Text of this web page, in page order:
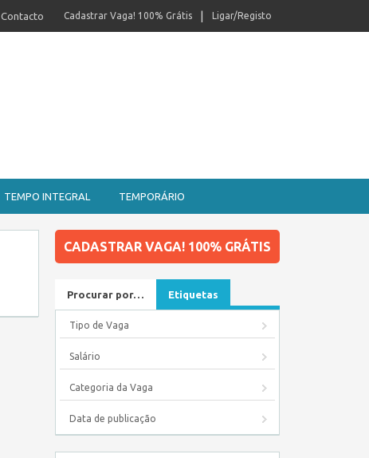
Contacto Ligar/Registo
Cadastrar Vaga! 100% Grátis
TEMPO INTEGRAL TEMPORÁRIO
CADASTRAR VAGA! 100% GRÁTIS
Procurar por… Etiquetas
Tipo de Vaga
Salário
Categoria da Vaga
Data de publicação